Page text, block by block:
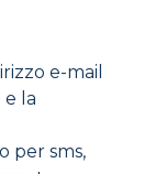
e-mail
e la
per sms,